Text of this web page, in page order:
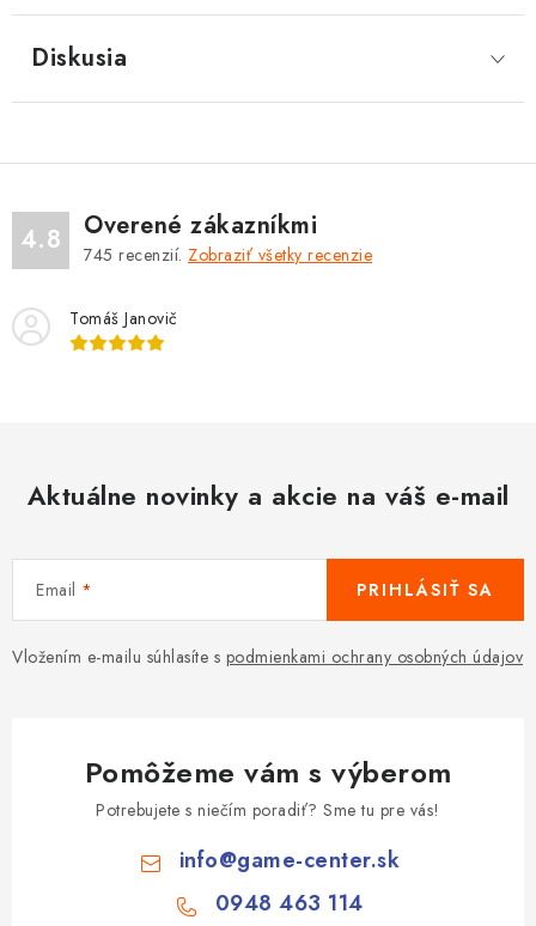
Diskusia
4.8 Overené zákazníkmi
745 recenzií. Zobraziť všetky recenzie
Tomáš Janovič
Aktuálne novinky a akcie na váš e-mail
Email
Vložením e-mailu súhlasíte s podmienkami ochrany osobných údajov
PRIHLÁSIŤ SA
Pomôžeme vám s výberom
Potrebujete s niečím poradiť? Sme tu pre vás!
info@game-center.sk
0948 463 114